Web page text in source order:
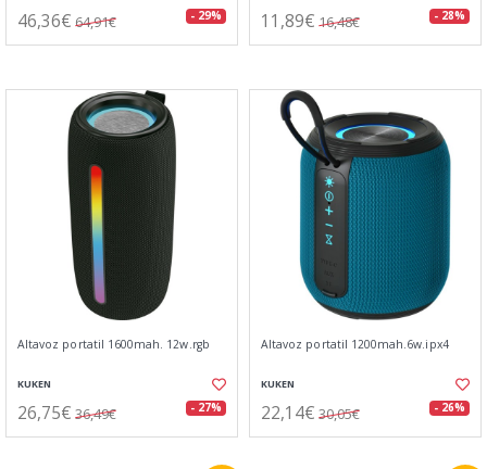
46,36€ 64,91€ - 29% 11,89€ 16,48€ - 28%
Altavoz portatil 1600mah. 12w.rgb
KUKEN
26,75€ 36,49€ - 27%
Altavoz portatil 1200mah.6w.ipx4
KUKEN
22,14€ 30,05€ - 26%